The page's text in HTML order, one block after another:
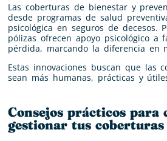
Las coberturas de bienestar y
desde programas de salud
psicológica en seguros de decesos.
pólizas ofrecen apoyo psicológico a
pérdida, marcando la diferencia en
Estas innovaciones buscan que las
sean más humanas, prácticas y
Consejos prácticos
gestionar tus